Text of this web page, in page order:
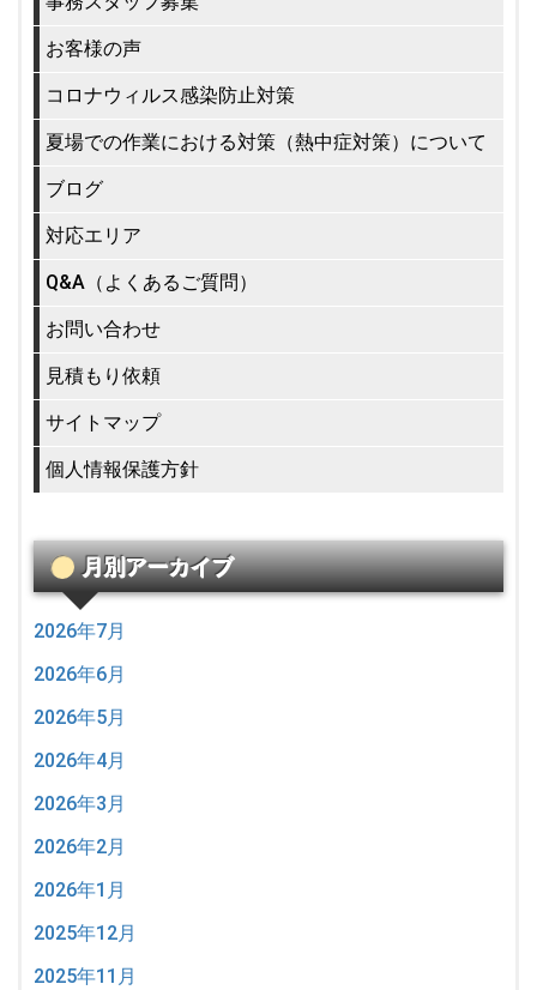
お客様の声
コロナウィルス感染防止対策
夏場での作業における対策（熱中症対策）について
ブログ
対応エリア
Q&A（よくあるご質問）
お問い合わせ
見積もり依頼
サイトマップ
個人情報保護方針
月別アーカイブ
2026年7月
2026年6月
2026年5月
2026年4月
2026年3月
2026年2月
2026年1月
2025年12月
2025年11月